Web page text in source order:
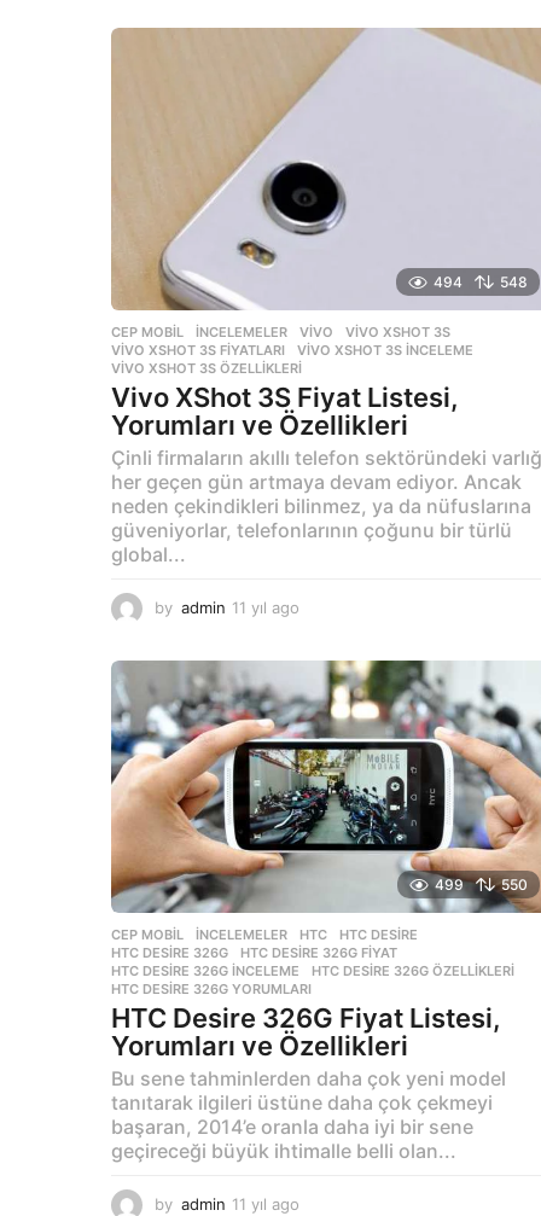
l
o
494 548
CEP MOBIL ,İNCELEMELER VIVO ,VIVO XSHOT 3S
VIVO XSHOT 3S FIYATLARI
,VIVO XSHOT 3S INCELEME
VIVO XSHOT 3S ÖZELLIKLERI
Vivo XShot 3S Fiyat Listesi,
Yorumları ve Özellikleri
Çinli firmaların akıllı telefon sektöründeki
her geçen gün artmaya devam ediyor. Ancak
neden çekindikleri bilinmez, ya da nüfuslarına
güveniyorlar, telefonlarının çoğunu bir türlü
global...
by admin 11 yıl ago
l
a
g
o
499 550
CEP MOBIL ,İNCELEMELER HTC ,HTC DESIRE
HTC DESIRE 326G
,HTC DESIRE 326G FIYAT
HTC DESIRE 326G INCELEME
,HTC DESIRE 326G ÖZELLIKLERI
HTC DESIRE 326G YORUMLARI
HTC Desire 326G Fiyat Listesi,
Yorumları ve Özellikleri
Bu sene tahminlerden daha çok yeni model
tanıtarak ilgileri üstüne daha çok çekmeyi
başaran, 2014’e oranla daha iyi bir sene
geçireceği büyük ihtimalle belli olan...
by admin 11 yıl ago